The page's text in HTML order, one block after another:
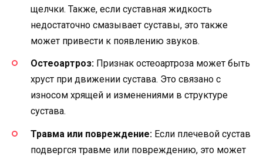
щелчки. Также, если суставная жидкость
недостаточно смазывает суставы, это также
может привести к появлению звуков.
Остеоартроз: Признак остеоартроза может быть
хруст при движении сустава. Это связано с
износом хрящей и изменениями в структуре
сустава.
Травма или повреждение: Если плечевой сустав
подвергся травме или повреждению, это может